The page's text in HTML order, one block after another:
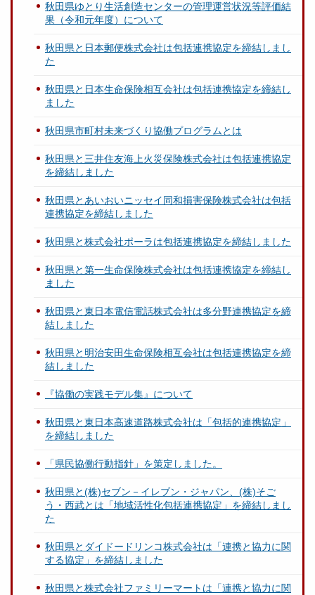
秋田県ゆとり生活創造センターの管理運営状況等評価結
果（令和元年度）について
秋田県と日本郵便株式会社は包括連携協定を締結しまし
た
秋田県と日本生命保険相互会社は包括連携協定を締結し
ました
秋田県市町村未来づくり協働プログラムとは
秋田県と三井住友海上火災保険株式会社は包括連携協定
を締結しました
秋田県とあいおいニッセイ同和損害保険株式会社は包括
連携協定を締結しました
秋田県と株式会社ポーラは包括連携協定を締結しました
秋田県と第一生命保険株式会社は包括連携協定を締結し
ました
秋田県と東日本電信電話株式会社は多分野連携協定を締
結しました
秋田県と明治安田生命保険相互会社は包括連携協定を締
結しました
『協働の実践モデル集』について
秋田県と東日本高速道路株式会社は「包括的連携協定」
を締結しました
「県民協働行動指針」を策定しました。
秋田県と(株)セブン－イレブン・ジャパン、(株)そご
う・西武とは「地域活性化包括連携協定」を締結しまし
た
秋田県とダイドードリンコ株式会社は「連携と協力に関
する協定」を締結しました
秋田県と株式会社ファミリーマートは「連携と協力に関